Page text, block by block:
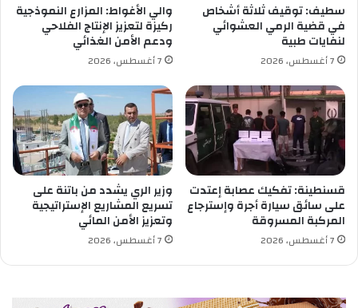
س
ي
"
و
ت
م
ن
ح
أ
د
و
ا
ت
م
ا
ي
ب
ق
ة
ل
ت
و
ظ
ي
ف
2
0
0
0
ع
ن
سطيف: توقيف ثلاثة أشخاص
في قضية الرمي العشوائي
لنفايات طبية
7 أغسطس، 2026
والي الأغواط: المزارع النموذجية
ركيزة لتعزيز الإنتاج الفلاحي
ودعم الأمن الغذائي
7 أغسطس، 2026
قسنطينة: تفكيك عصابة إعتدت
على سائق سيارة أجرة وإسترجاع
المركبة المسروقة
7 أغسطس، 2026
وزير الري يشدد من باتنة على
تسريع المشاريع الإستراتيجية
وتعزيز الأمن المائي
7 أغسطس، 2026